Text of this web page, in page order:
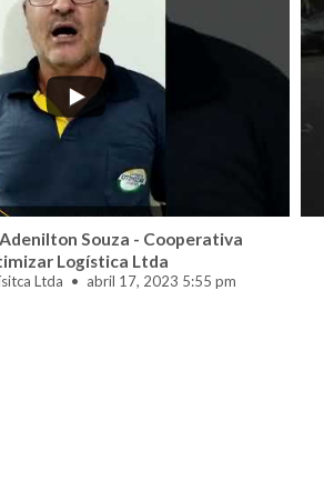
Souza - Cooperativa
Logística Ltda
Ltda abril 17, 2023 5:55 pm